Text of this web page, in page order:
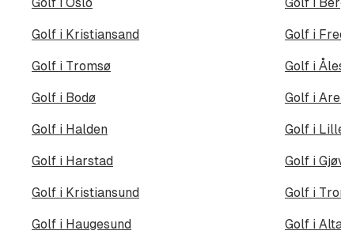
Golf i Kristiansand Golf i
Golf i Tromsø Golf i
Golf i Bodø Golf i
Golf i Halden Golf i
Golf i Harstad Golf i
Golf i Kristiansund Golf i
Golf i Haugesund Golf i